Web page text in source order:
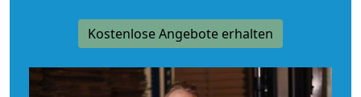
Kostenlose Angebote erhalten